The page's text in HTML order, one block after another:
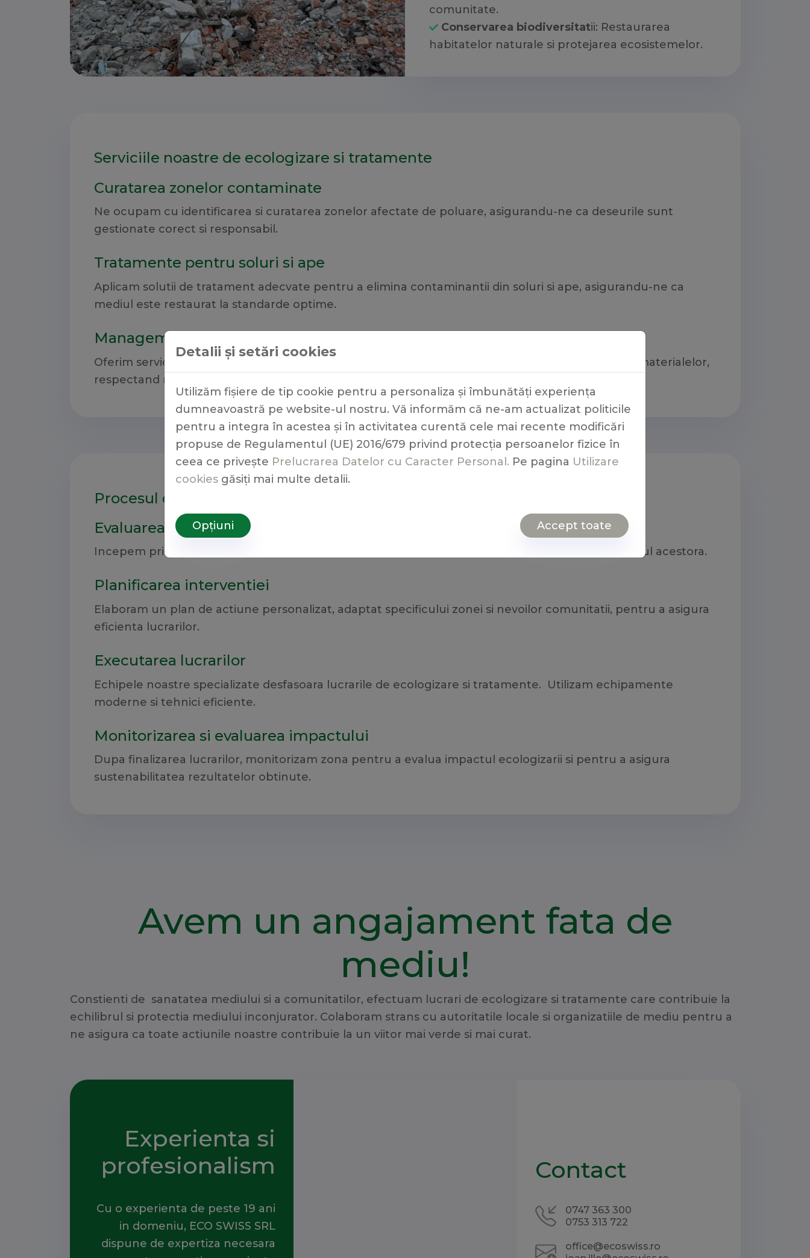
comunitate.
Conservarea biodiversitatii: Restaurarea
habitatelor naturale si protejarea ecosistemelor.
Serviciile noastre de ecologizare si tratamente
Curatarea zonelor contaminate
Ne ocupam cu identificarea si curatarea zonelor afectate de poluare, asigurandu-ne ca deseurile sunt
gestionate corect si responsabil.
Tratamente pentru soluri si ape
Aplicam solutii de tratament adecvate pentru a elimina contaminantii din soluri si ape, asigurandu-ne ca
mediul este restaurat la standarde optime.
Managementul deseurilor
Oferim servicii complete de gestionare a deseurilor, inclusiv colectarea, transportul si reciclarea materialelor,
respectand normele de mediu.
Procesul de lucrari de ecologizare
Evaluarea zonei
Incepem printr-o evaluare detaliata a zonei afectate, identificand tipurile de contaminare si gradul acestora.
Planificarea interventiei
Elaboram un plan de actiune personalizat, adaptat specificului zonei si nevoilor comunitatii, pentru a asigura
eficienta lucrarilor.
Executarea lucrarilor
Echipele noastre specializate desfasoara lucrarile de ecologizare si tratamente. Utilizam echipamente
moderne si tehnici eficiente.
Monitorizarea si evaluarea impactului
Dupa finalizarea lucrarilor, monitorizam zona pentru a evalua impactul ecologizarii si pentru a asigura
sustenabilitatea rezultatelor obtinute.
Avem un angajament fata de
mediu!
Constienti de sanatatea mediului si a comunitatilor, efectuam lucrari de ecologizare si tratamente care contribuie la
echilibrul si protectia mediului inconjurator. Colaboram strans cu autoritatile locale si organizatiile de mediu pentru a
ne asigura ca toate actiunile noastre contribuie la un viitor mai verde si mai curat.
Experienta si
profesionalism
Cu o experienta de peste 19 ani
in domeniu, ECO SWISS SRL
dispune de expertiza necesara
Contact
0747 363 300
0753 313 722
office@ecoswiss.ro
Detalii și setări cookies
Utilizăm fișiere de tip cookie pentru a personaliza și îmbunătăți experiența
dumneavoastră pe website-ul nostru. Vă informăm că ne-am actualizat politicile
pentru a integra în acestea și în activitatea curentă cele mai recente modificări
propuse de Regulamentul (UE) 2016/679 privind protecția persoanelor fizice în
ceea ce privește Prelucrarea Datelor cu Caracter Personal. Pe pagina Utilizare
cookies găsiți mai multe detalii.
Opțiuni Accept toate